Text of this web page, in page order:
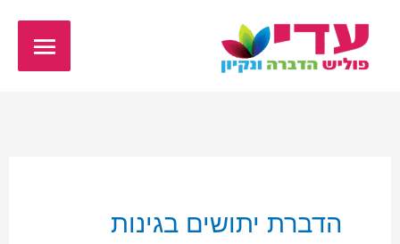
לתוכן
הדברת יתושים בגינות